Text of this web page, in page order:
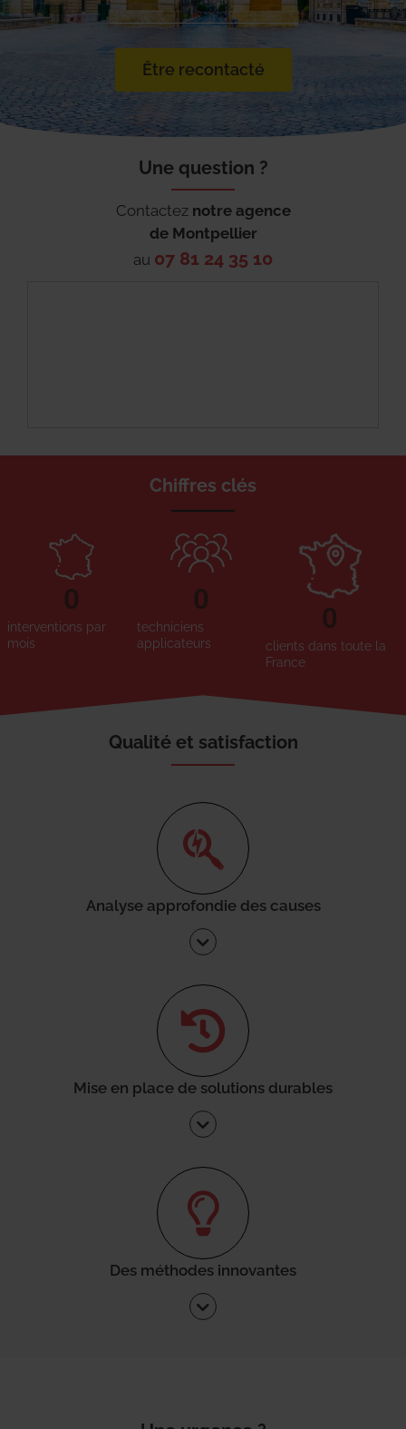
Être recontacté
Une question ?
Contactez notre agence
de Montpellier
au 07 81 24 35 10
Chiffres clés
interventions par
mois
0
techniciens
applicateurs
0
clients dans toute la
France
0
Qualité et satisfaction
Analyse approfondie des causes
Mise en place de solutions durables
Des méthodes innovantes